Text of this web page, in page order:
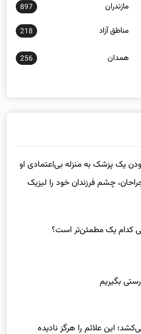
مناطق آزاد 218
256
یک پزشک به منزله بی‌اعتمادی او
چشم فرزندان خود را لیزیک